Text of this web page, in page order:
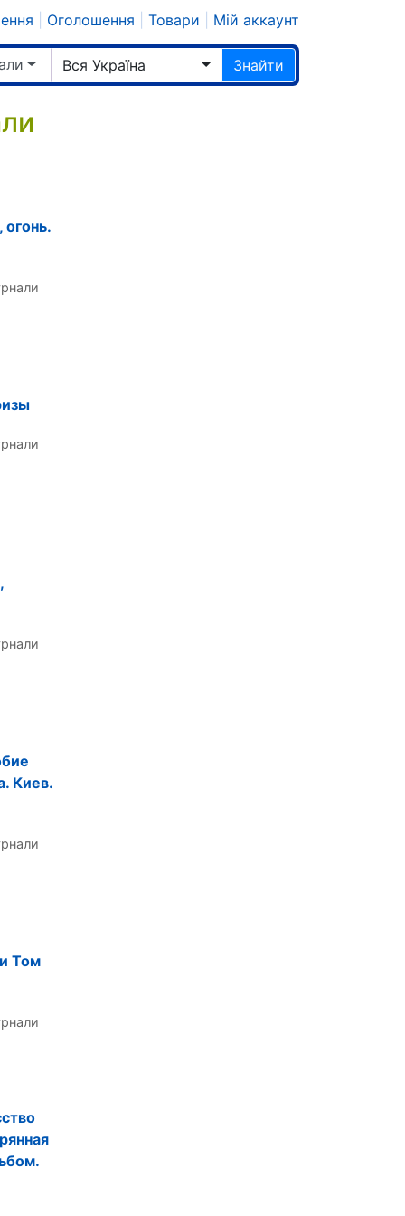
Оголошення Товари Мій аккаунт
Вся Україна Знайти
Киев.
Том